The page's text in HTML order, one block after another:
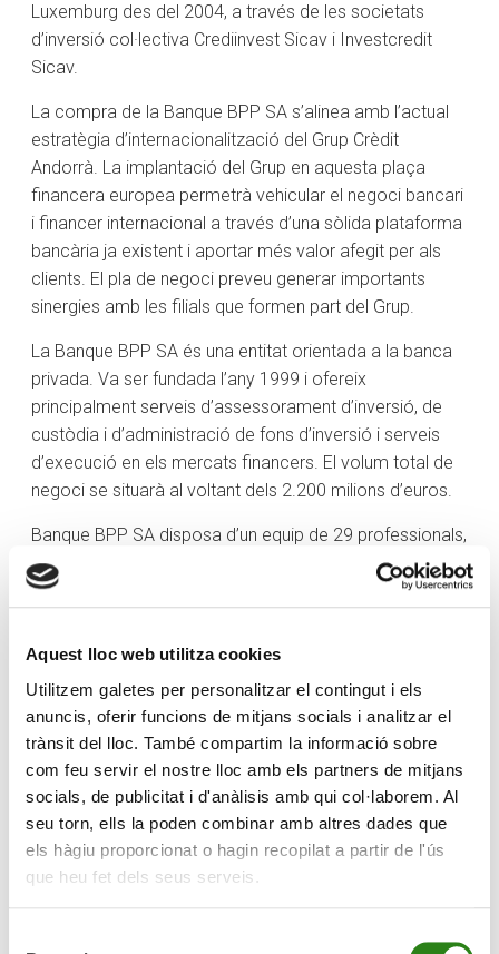
Aquest lloc web utilitza cookies
Utilitzem galetes per personalitzar el contingut i els
anuncis, oferir funcions de mitjans socials i analitzar el
trànsit del lloc. També compartim la informació sobre
com feu servir el nostre lloc amb els partners de mitjans
socials, de publicitat i d'anàlisis amb qui col·laborem. Al
seu torn, ells la poden combinar amb altres dades que
els hàgiu proporcionat o hagin recopilat a partir de l'ús
que heu fet dels seus serveis.
Luxemburg des del 2004, a través de les societats
d’inversió col·lectiva Crediinvest Sicav i Investcredit
Sicav.
La compra de la Banque BPP SA s’alinea amb l’actual
estratègia d’internacionalització del Grup Crèdit
Andorrà. La implantació del Grup en aquesta plaça
financera europea permetrà vehicular el negoci bancari
i financer internacional a través d’una sòlida plataforma
bancària ja existent i aportar més valor afegit per als
clients. El pla de negoci preveu generar importants
sinergies amb les filials que formen part del Grup.
La Banque BPP SA és una entitat orientada a la banca
privada. Va ser fundada l’any 1999 i ofereix
principalment serveis d’assessorament d’inversió, de
custòdia i d’administració de fons d’inversió i serveis
d’execució en els mercats financers. El volum total de
negoci se situarà al voltant dels 2.200 milions d’euros.
Banque BPP SA disposa d’un equip de 29 professionals,
que a partir d’ara, s’incorporen al Grup Crèdit Andorrà.
El Grup Crèdit Andorrà
Crèdit Andorrà és el grup financer líder d’Andorra. Té la
xarxa d’oficines més gran del país i actualment, compta
amb 552 professionals. L’entitat gestiona un volum de
negoci de 12.270 milions d’euros (2010) i és líder del
sector en recursos propis, recursos gestionats, volum
de negoci, inversió creditícia i beneficis.
Nascut el 1949, amb vocació de banca universal,
ofereix serveis de banca comercial i de banca privada,
que complementa amb altres línies de negoci que
gestió d’actius a escala internacional. Crèdit Andorrà